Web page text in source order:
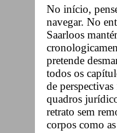
No início,
navegar. No
Saarloos
pretende
todos os
de
quadros
retrato sem
corpos como